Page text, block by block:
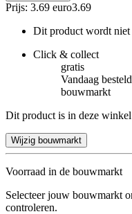
Prijs: 3.69 euro3.69
Dit product wordt niet
Click & collect
gratis
Vandaag
bouwmarkt
Dit product is in deze
Wijzig bouwmarkt
Voorraad in de bouwmarkt
Selecteer jouw bouwmarkt
controleren.